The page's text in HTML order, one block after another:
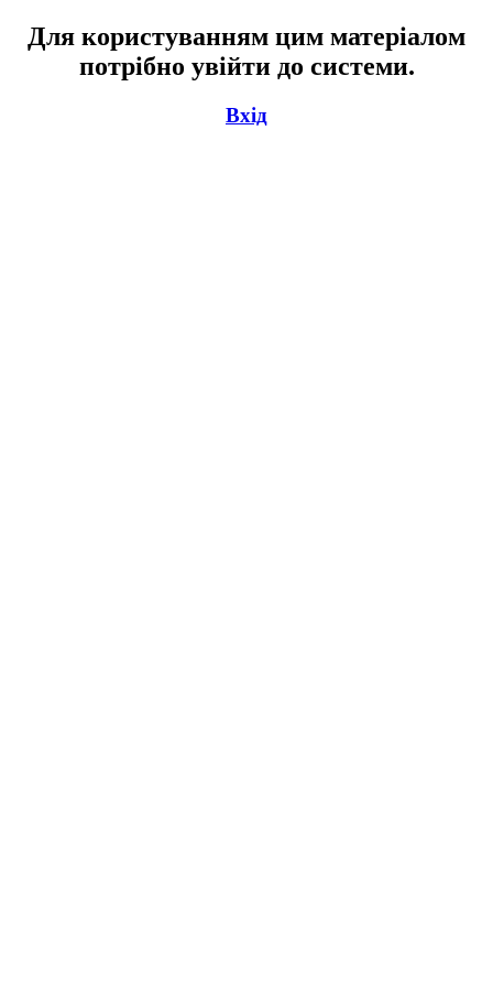
Для користуванням цим матеріалом
потрібно увійти до системи.
Вхід